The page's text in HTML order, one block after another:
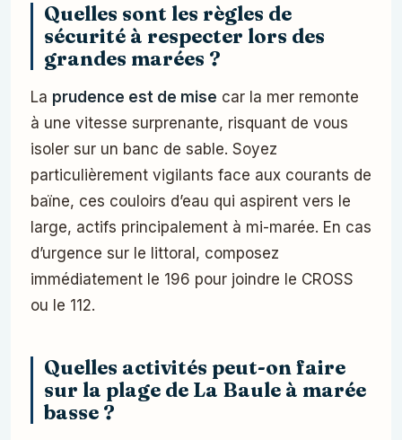
Quelles sont les règles de
sécurité à respecter lors des
grandes marées ?
La prudence est de mise car la mer remonte
à une vitesse surprenante, risquant de vous
isoler sur un banc de sable. Soyez
particulièrement vigilants face aux courants de
baïne, ces couloirs d’eau qui aspirent vers le
large, actifs principalement à mi-marée. En cas
d’urgence sur le littoral, composez
immédiatement le 196 pour joindre le CROSS
ou le 112.
Quelles activités peut-on faire
sur la plage de La Baule à marée
basse ?